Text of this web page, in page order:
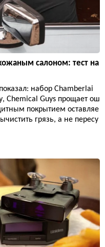
салоном: тест на
набор Chamberlai
Chemical Guys прощает ош
покрытием оставляе
грязь, а не пересу